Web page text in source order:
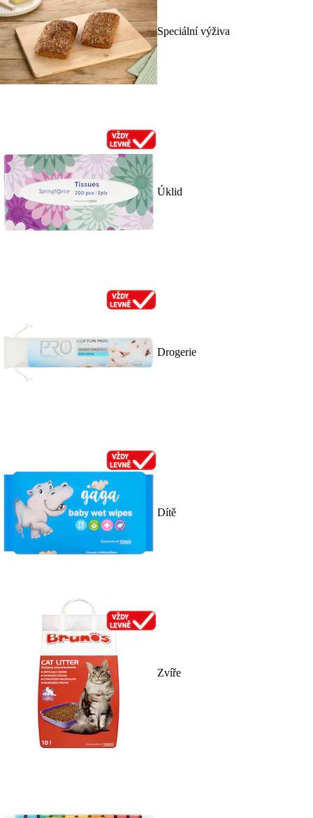
Speciální výživa
Úklid
Drogerie
Dítě
Zvíře